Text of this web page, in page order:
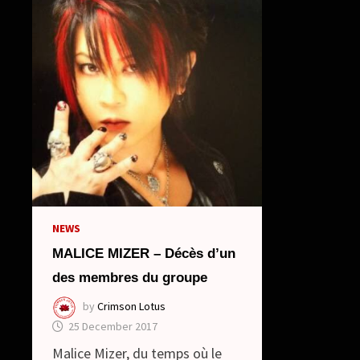
NEWS
MALICE MIZER – Décès d’un
des membres du groupe
byCrimson Lotus
25 December 2017
Malice Mizer, du temps où le